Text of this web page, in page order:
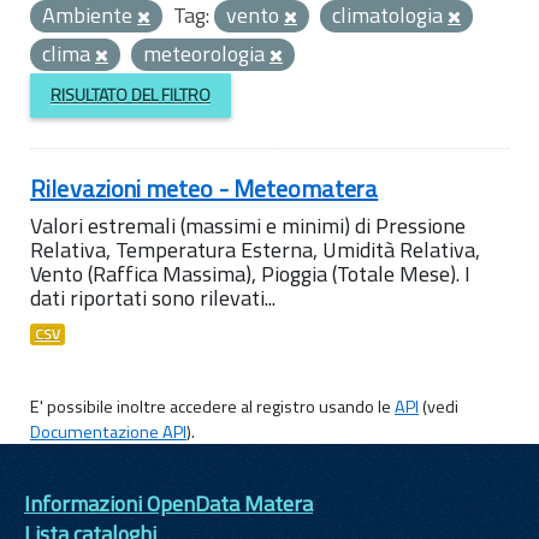
Ambiente
Tag: vento
climatologia
clima
meteorologia
RISULTATO DEL FILTRO
Rilevazioni meteo - Meteomatera
Valori estremali (massimi e minimi) di Pressione
Relativa, Temperatura Esterna, Umidità Relativa,
Vento (Raffica Massima), Pioggia (Totale Mese). I
dati riportati sono rilevati...
CSV
E' possibile inoltre accedere al registro usando leAPI(vedi
Documentazione API).
Informazioni OpenData Matera